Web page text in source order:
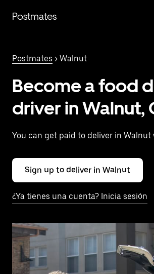
contenido
Postmates
Postmates > Walnut
Become a food
driver in Walnut,
You can get paid to deliver in Walnut
Sign up to deliver in Walnut
¿Ya tienes una cuenta? Inicia sesión